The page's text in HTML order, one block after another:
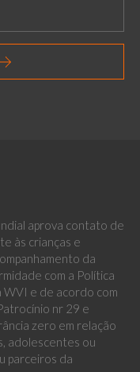
aprova contato de
às crianças e
da
com a Política
e de acordo com
nr 29 e
zero em relação
adolescentes ou
parceiros da